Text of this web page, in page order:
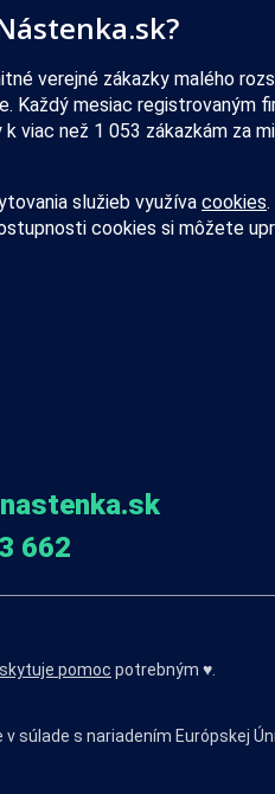
verejné zákazky malého
Každý mesiac registrovaným
viac než 1 053 zákazkám za
služieb využíva cookies.
cookies si môžete
662
pomoc potrebným ♥️.
súlade s nariadením Európskej